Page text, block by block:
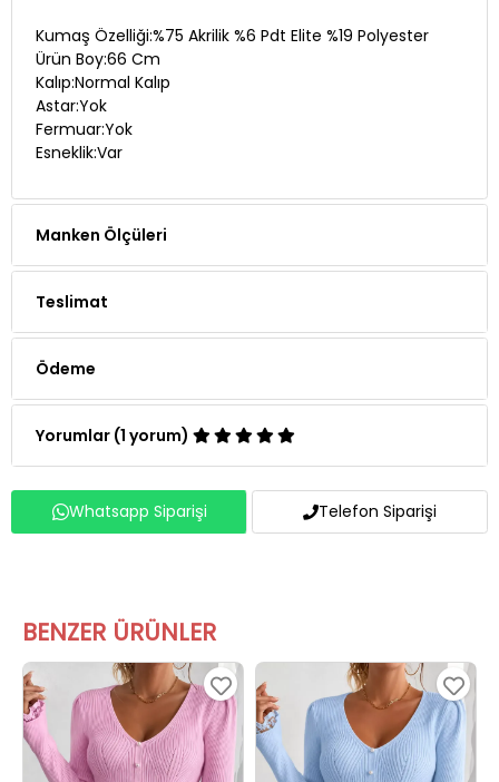
Ürün Boy:66 Cm
Kalıp:Normal Kalıp
Astar:Yok
Fermuar:Yok
Esneklik:Var
Manken Ölçüleri
Teslimat
Ödeme
Yorumlar (1 yorum)